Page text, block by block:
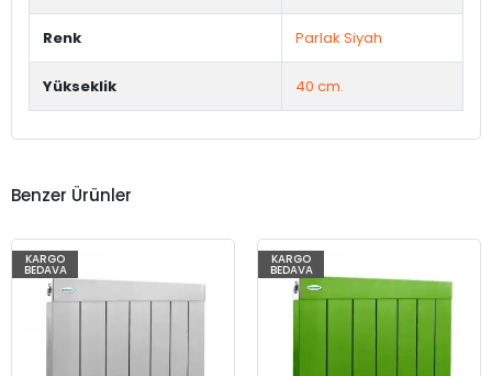
Renk Parlak Siyah
Yükseklik 40 cm.
Benzer Ürünler
KARGO
BEDAVA
KARGO
BEDAVA